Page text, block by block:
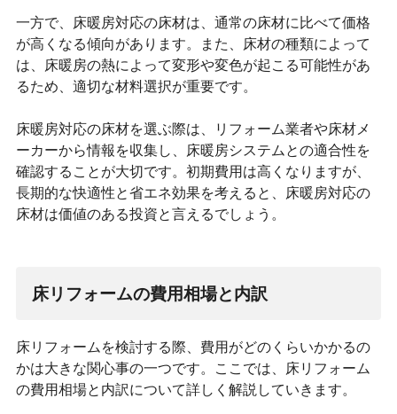
一方で、床暖房対応の床材は、通常の床材に比べて価格
が高くなる傾向があります。また、床材の種類によって
は、床暖房の熱によって変形や変色が起こる可能性があ
るため、適切な材料選択が重要です。
床暖房対応の床材を選ぶ際は、リフォーム業者や床材メ
ーカーから情報を収集し、床暖房システムとの適合性を
確認することが大切です。初期費用は高くなりますが、
長期的な快適性と省エネ効果を考えると、床暖房対応の
床材は価値のある投資と言えるでしょう。
床リフォームの費用相場と内訳
床リフォームを検討する際、費用がどのくらいかかるの
かは大きな関心事の一つです。ここでは、床リフォーム
の費用相場と内訳について詳しく解説していきます。